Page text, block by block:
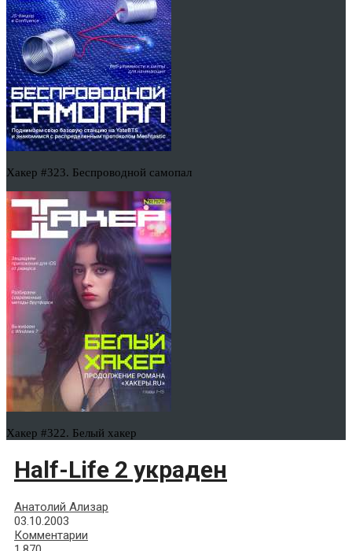
Хакер #323. Беспроводной самопал
Хакер #322. Белый хакер
Half-Life 2 украден
Анатолий Ализар
03.10.2003
Комментарии